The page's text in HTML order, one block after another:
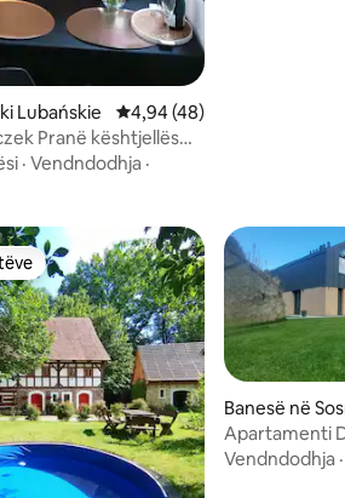
Lubańskie Vlerësimi mesatar 4,94 nga
4,94 (48)
Pranë kështjellës
dhe maleve
· Vendndodhja ·
Banesë në
Apartamenti
Vendndodhja ·